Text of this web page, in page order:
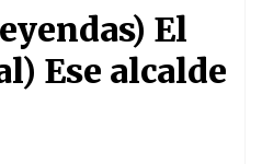
El
Ese alcalde